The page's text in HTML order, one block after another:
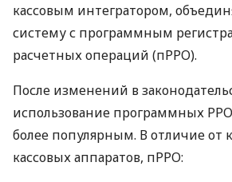
кассовым интегратором,
систему с программным
расчетных операций (пРРО).
После изменений в
использование программных РРО
более популярным. В отличие от
кассовых аппаратов, пРРО: